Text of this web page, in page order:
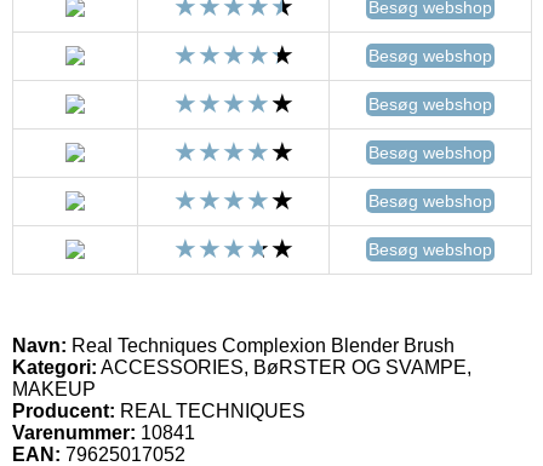
Besøg webshop
Besøg webshop
Besøg webshop
Besøg webshop
Besøg webshop
Besøg webshop
Navn: Real Techniques Complexion Blender Brush
Kategori: ACCESSORIES, BøRSTER OG SVAMPE,
MAKEUP
Producent: REAL TECHNIQUES
Varenummer: 10841
EAN: 79625017052